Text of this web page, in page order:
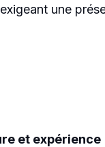
une
et expérience